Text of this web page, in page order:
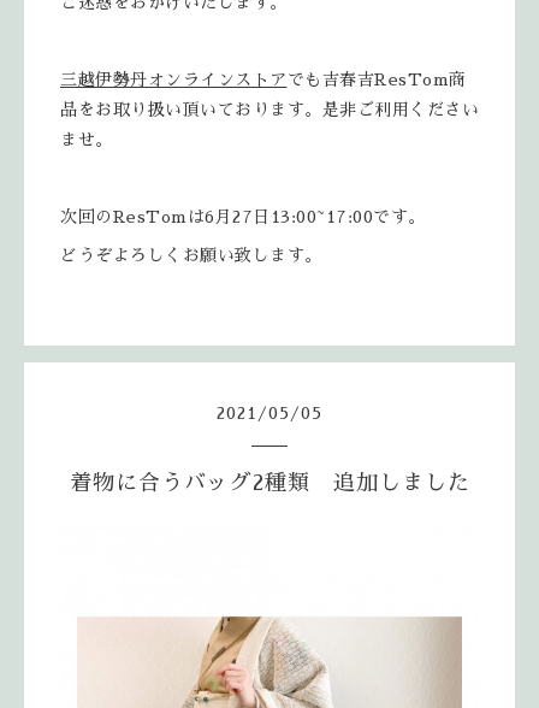
三越伊勢丹オンラインストア でも吉春吉ResTom商
品をお取り扱い頂いております。是非ご利用ください
ませ。
次回のResTomは6月27日13:00~17:00です。
どうぞよろしくお願い致します。
2021 /05 /05
着物に合うバッグ2種類 追加しました